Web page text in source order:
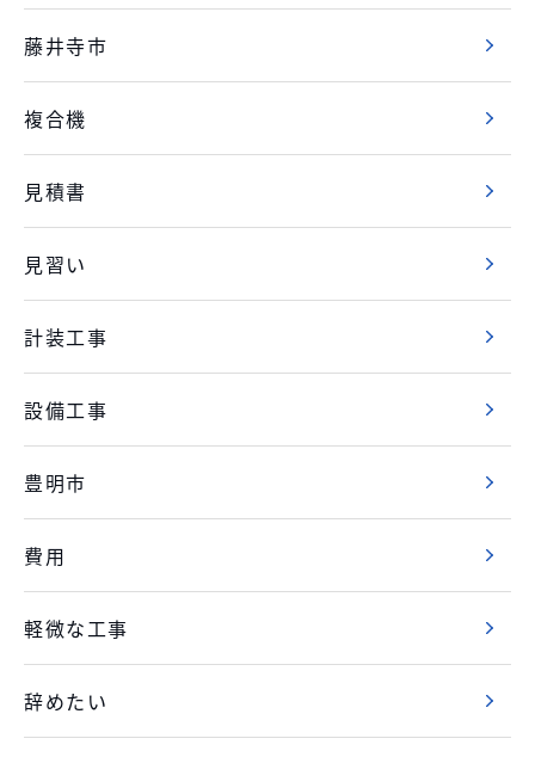
藤井寺市
複合機
見積書
見習い
計装工事
設備工事
豊明市
費用
軽微な工事
辞めたい